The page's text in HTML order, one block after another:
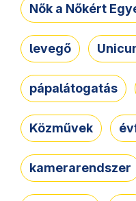
Nők a Nőkért
levegő
pápalátogatás
Közművek
kamerarendszer